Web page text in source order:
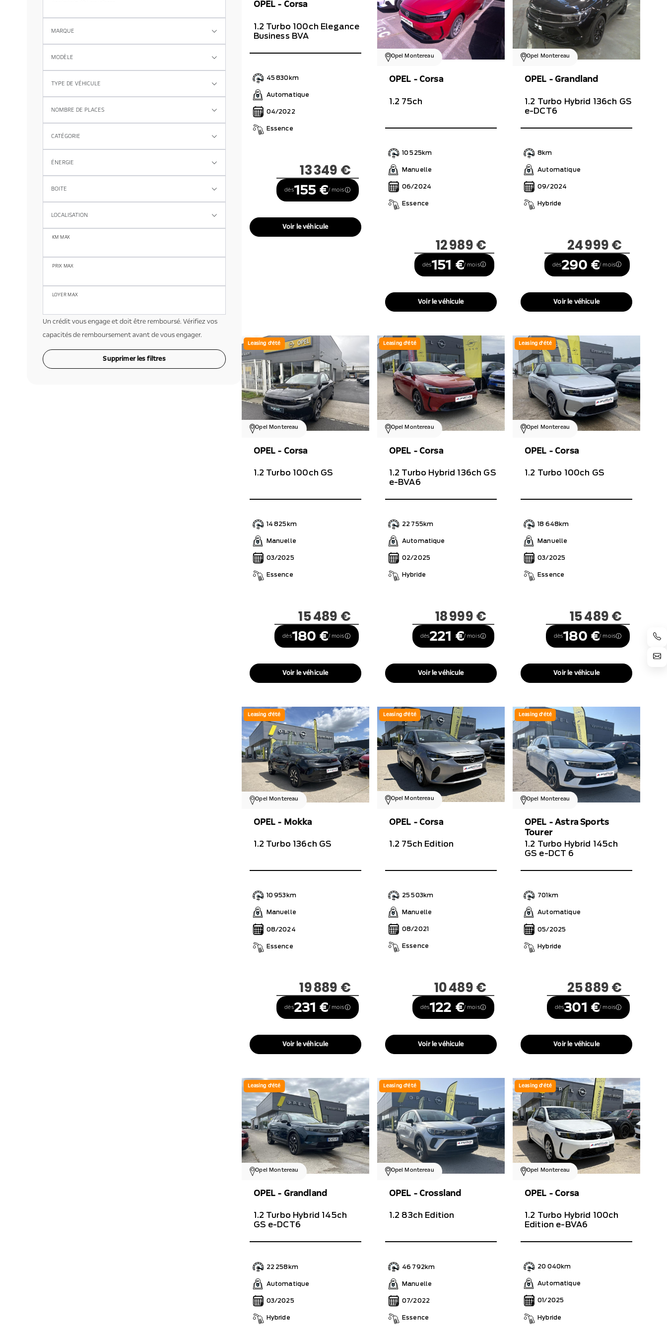
MARQUE
MODÈLE
TYPE DE VÉHICULE
NOMBRE DE PLACES
CATÉGORIE
ÉNERGIE
BOITE
LOCALISATION
KM MAX
PRIX MAX
LOYER MAX
Un crédit vous engage et doit être remboursé. Vérifiez vos
capacités de remboursement avant de vous engager.
Supprimer les filtres
OPEL - Corsa
1.2 Turbo 100ch Elegance
Business BVA
45 830km
Automatique
04/2022
Essence
13 349 €
dès155 €/ mois
Voir le véhicule
Opel Montereau
OPEL - Corsa
1.2 75ch
10 525km
Manuelle
06/2024
Essence
12 989 €
dès151 €/ mois
Voir le véhicule
Opel Montereau
OPEL - Grandland
1.2 Turbo Hybrid 136ch GS
e-DCT6
8km
Automatique
09/2024
Hybride
24 999 €
dès290 €/ mois
Voir le véhicule
Leasing d'été
Opel Montereau
OPEL - Corsa
1.2 Turbo 100ch GS
14 825km
Manuelle
03/2025
Essence
15 489 €
dès180 €/ mois
Voir le véhicule
Leasing d'été
Opel Montereau
OPEL - Corsa
1.2 Turbo Hybrid 136ch GS
e-BVA6
22 755km
Automatique
02/2025
Hybride
18 999 €
dès221 €/ mois
Voir le véhicule
Leasing d'été
Opel Montereau
OPEL - Corsa
1.2 Turbo 100ch GS
18 648km
Manuelle
03/2025
Essence
15 489 €
dès180 €/ mois
Voir le véhicule
Leasing d'été
Opel Montereau
OPEL - Mokka
1.2 Turbo 136ch GS
10 953km
Manuelle
08/2024
Essence
19 889 €
dès231 €/ mois
Voir le véhicule
Leasing d'été
Opel Montereau
OPEL - Corsa
1.2 75ch Edition
25 503km
Manuelle
08/2021
Essence
10 489 €
dès122 €/ mois
Voir le véhicule
Leasing d'été
Opel Montereau
OPEL - Astra Sports
Tourer
1.2 Turbo Hybrid 145ch
GS e-DCT 6
701km
Automatique
05/2025
Hybride
25 889 €
dès301 €/ mois
Voir le véhicule
Leasing d'été
Opel Montereau
OPEL - Grandland
1.2 Turbo Hybrid 145ch
GS e-DCT6
22 258km
Automatique
03/2025
Hybride
Leasing d'été
Opel Montereau
OPEL - Crossland
1.2 83ch Edition
46 792km
Manuelle
07/2022
Essence
Leasing d'été
Opel Montereau
OPEL - Corsa
1.2 Turbo Hybrid 100ch
Edition e-BVA6
20 040km
Automatique
01/2025
Hybride